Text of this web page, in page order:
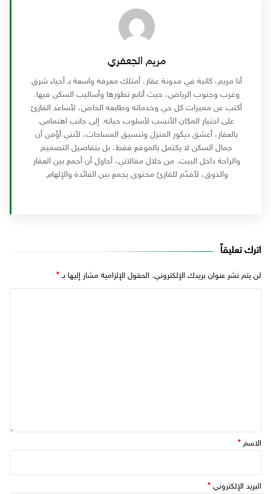
مريم الجعفري
أنا مريم، كاتبة في مدونة عقار، أمتلك معرفة واسعة بـ أحياء شرق
وغرب وجنوب الرياض، حيث أتابع تطورها وأساليب السكن فيها.
أكتب عن مميزات كل حي وخدماته وطابعه الخاص، لأساعد القارئ
على اختيار المكان الأنسب لأسلوب حياته. إلى جانب اهتمامي
بالعقار، أعشق ديكور المنزل وتنسيق المساحات، لأنني أؤمن أن
جمال السكن لا يكتمل بالموقع فقط، بل بتفاصيل التصميم
والراحة داخل البيت. من خلال مقالاتي، أحاول أن أجمع بين العقار
والذوق، لأقدّم للقارئ محتوى يجمع بين الفائدة والإلهام.
اترك تعليقاً
لن يتم نشر عنوان بريدك الإلكتروني. الحقول الإلزامية مشار إليها بـ*
الاسم *
البريد الإلكتروني *